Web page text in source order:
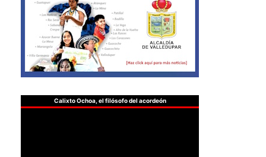
Calixto Ochoa, el filósofo del acordeón